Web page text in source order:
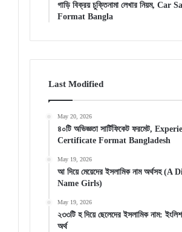
গাড়ি বিক্রয় চুক্তিনামা লেখার নিয়ম, Car
Format Bangla
Last Modified
May 20, 2026
৪০টি অভিজ্ঞতা সার্টিফিকেট ফরমেট,
Certificate Format Bangladesh
May 19, 2026
আ দিয়ে মেয়েদের ইসলামিক নাম অর্থসহ
Name Girls)
May 19, 2026
২৩৩টি হ দিয়ে ছেলেদের ইসলামিক নাম:
অর্থ